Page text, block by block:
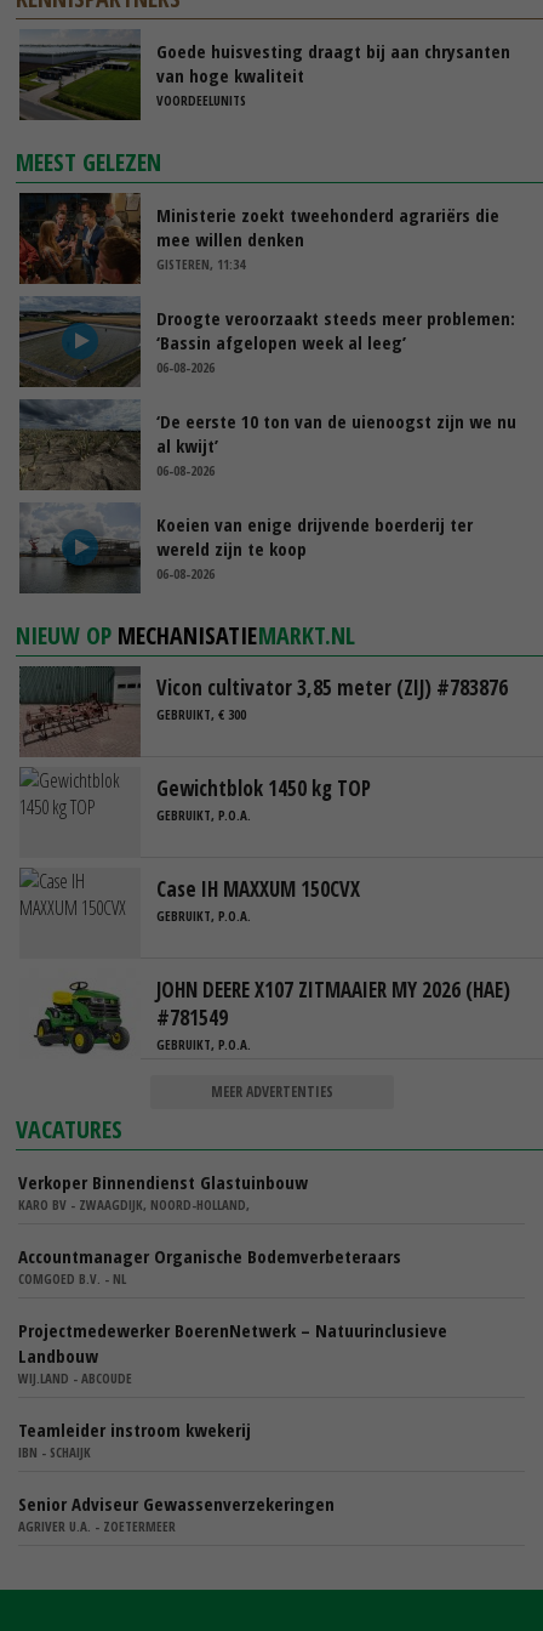
Goede huisvesting draagt bij aan chrysanten
van hoge kwaliteit
VOORDEELUNITS
MEEST GELEZEN
Ministerie zoekt tweehonderd agrariërs die
mee willen denken
GISTEREN, 11:34
Droogte veroorzaakt steeds meer problemen:
‘Bassin afgelopen week al leeg’
06-08-2026
‘De eerste 10 ton van de uienoogst zijn we nu
al kwijt’
06-08-2026
Koeien van enige drijvende boerderij ter
wereld zijn te koop
06-08-2026
NIEUW OP MECHANISATIEMARKT.NL
Vicon cultivator 3,85 meter (ZIJ) #783876
GEBRUIKT, € 300
Gewichtblok 1450 kg TOP
GEBRUIKT, P.O.A.
Case IH MAXXUM 150CVX
GEBRUIKT, P.O.A.
JOHN DEERE X107 ZITMAAIER MY 2026 (HAE)
#781549
GEBRUIKT, P.O.A.
MEER ADVERTENTIES
VACATURES
Verkoper Binnendienst Glastuinbouw
KARO BV - ZWAAGDIJK, NOORD-HOLLAND,
Accountmanager Organische Bodemverbeteraars
COMGOED B.V. - NL
Projectmedewerker BoerenNetwerk – Natuurinclusieve
Landbouw
WIJ.LAND - ABCOUDE
Teamleider instroom kwekerij
IBN - SCHAIJK
Senior Adviseur Gewassenverzekeringen
AGRIVER U.A. - ZOETERMEER